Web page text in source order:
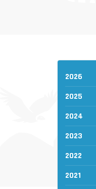
2026
2025
2024
2023
2022
2021